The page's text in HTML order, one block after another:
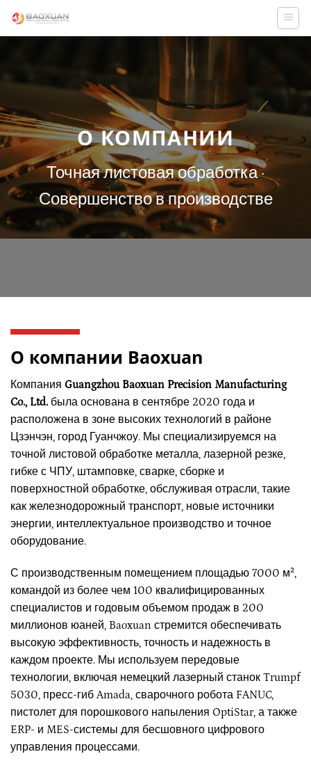
О КОМПАНИИ
Точная листовая обработка ·
Совершенство в производстве
О компании Baoxuan
Компания Guangzhou Baoxuan Precision Manufacturing
Co., Ltd. была основана в сентябре 2020 года и
расположена в зоне высоких технологий в районе
Цзэнчэн, город Гуанчжоу. Мы специализируемся на
точной листовой обработке металла, лазерной резке,
гибке с ЧПУ, штамповке, сварке, сборке и
поверхностной обработке, обслуживая отрасли, такие
как железнодорожный транспорт, новые источники
энергии, интеллектуальное производство и точное
оборудование.
С производственным помещением площадью 7000 м²,
командой из более чем 100 квалифицированных
специалистов и годовым объемом продаж в 200
миллионов юаней, Baoxuan стремится обеспечивать
высокую эффективность, точность и надежность в
каждом проекте. Мы используем передовые
технологии, включая немецкий лазерный станок Trumpf
5030, пресс-гиб Amada, сварочного робота FANUC,
пистолет для порошкового напыления OptiStar, а также
ERP- и MES-системы для бесшовного цифрового
управления процессами.